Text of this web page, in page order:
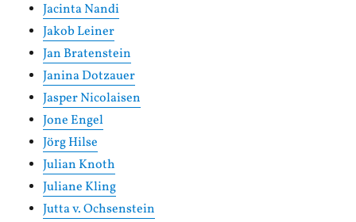
Jacinta Nandi
Jakob Leiner
Jan Bratenstein
Janina Dotzauer
Jasper Nicolaisen
Jone Engel
Jörg Hilse
Julian Knoth
Juliane Kling
Jutta v. Ochsenstein